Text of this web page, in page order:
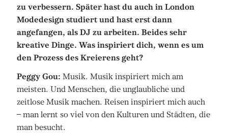
zu verbessern. Später hast du auch in London
Modedesign studiert und hast erst dann
angefangen, als DJ zu arbeiten. Beides sehr
kreative Dinge. Was inspiriert dich, wenn es um
den Prozess des Kreierens geht?
Peggy Gou:Musik. Musik inspiriert mich am
meisten. Und Menschen, die unglaubliche und
zeitlose Musik machen. Reisen inspiriert mich auch
– man lernt so viel von den Kulturen und Städten, die
man besucht.